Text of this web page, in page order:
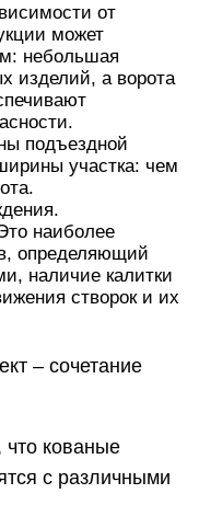
от
может
небольшая
изделий, а ворота
подъездной
участка: чем
наиболее
определяющий
наличие калитки
створок и их
– сочетание
кованые
с различными